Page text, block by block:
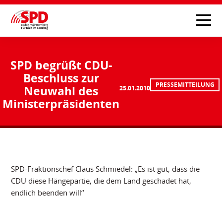
SPD begrüßt CDU-
Beschluss zur
Neuwahl des
Ministerpräsidenten
25.01.2010 PRESSEMITTEILUNG
SPD-Fraktionschef Claus Schmiedel: „Es ist gut, dass die
CDU diese Hängepartie, die dem Land geschadet hat,
endlich beenden will“